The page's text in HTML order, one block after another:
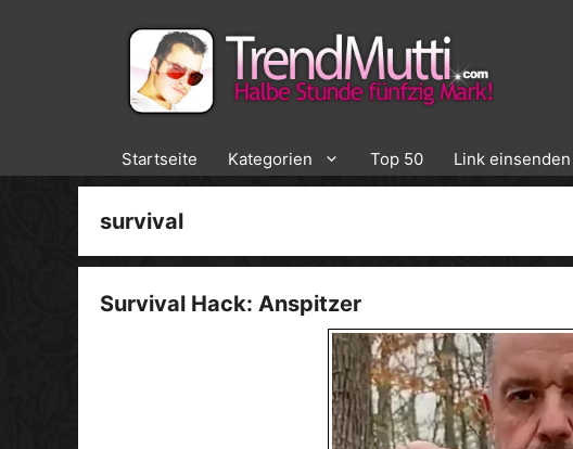
Startseite Kategorien Top 50 Link einsenden
survival
Survival Hack: Anspitzer